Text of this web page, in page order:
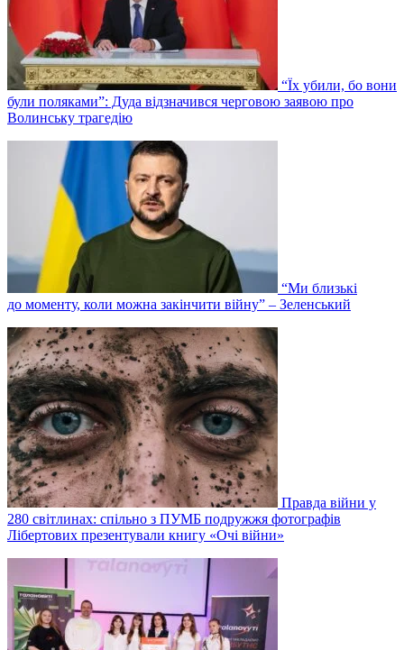
“Їх убили, бо вони
були поляками”: Дуда відзначився черговою заявою про
Волинську трагедію
“Ми близькі
до моменту, коли можна закінчити війну” – Зеленський
Правда війни у
280 світлинах: спільно з ПУМБ подружжя фотографів
Лібертових презентували книгу «Очі війни»